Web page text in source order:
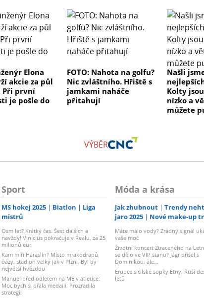
Elona
akcie za půl
Při první
je pošle do
FOTO: Nahota na golfu?
Nic zvláštního. Hřiště s
jamkami naháče
přitahují
Našli
Kolty
nízko a
můžete
VÝBĚR
Sport
MS hokej 2025 Biatlon
Liga
mistrů
Osm let? Krátký čas. Šest dalších a
navždy! Vinícius pokračuje v Realu, za 25
milionů eur
Kam míří Haraslín? Místo mrakodrapů
oázy, stadion velký jak v Plzni. Byl by
největší hvězdou
Manuel před odletem na ME v atletice:
Moc bych si přála medaili. Prozradila
strategii
Móda a krása
Jak zhubnout
Trendy
jaro 2025
Nové make-up
Máte málo vody? Zrádný signál
vaše moč
Životní koncert Ztraceného na
se dělo ve VIP stanu? Jágr přišel s
Dominikou, ale...
Erupce sicilské sopky Etny: Ruší
letů